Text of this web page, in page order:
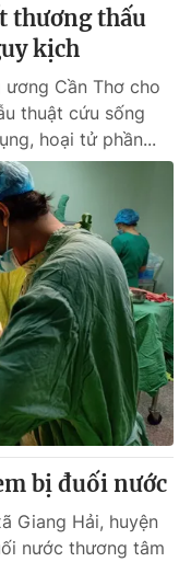
thương thấu
kịch
ương Cần Thơ cho
thuật cứu sống
hoại tử phần...
bị đuối nước
Giang Hải, huyện
nước thương tâm